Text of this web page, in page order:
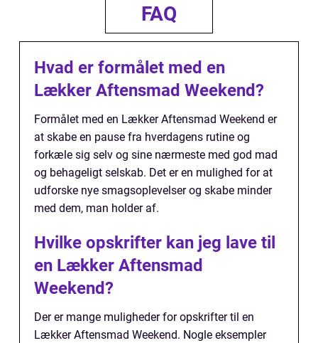
FAQ
Hvad er formålet med en
Lækker Aftensmad Weekend?
Formålet med en Lækker Aftensmad Weekend er
at skabe en pause fra hverdagens rutine og
forkæle sig selv og sine nærmeste med god mad
og behageligt selskab. Det er en mulighed for at
udforske nye smagsoplevelser og skabe minder
med dem, man holder af.
Hvilke opskrifter kan jeg lave til
en Lækker Aftensmad
Weekend?
Der er mange muligheder for opskrifter til en
Lækker Aftensmad Weekend. Nogle eksempler